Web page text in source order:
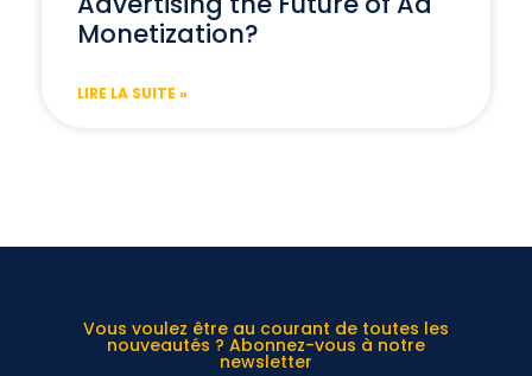
Monetization?
LIRE LA SUITE »
Vous voulez être au courant de toutes les
nouveautés ? Abonnez-vous à notre
newsletter